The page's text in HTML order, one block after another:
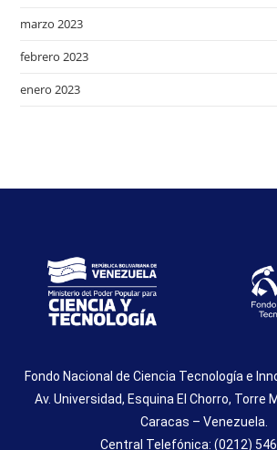
marzo 2023
febrero 2023
enero 2023
Fondo Nacional de Ciencia Tecnología e
Av. Universidad, Esquina El Chorro, Torre
Caracas – Venezuela.
Central Telefónica: (0212)